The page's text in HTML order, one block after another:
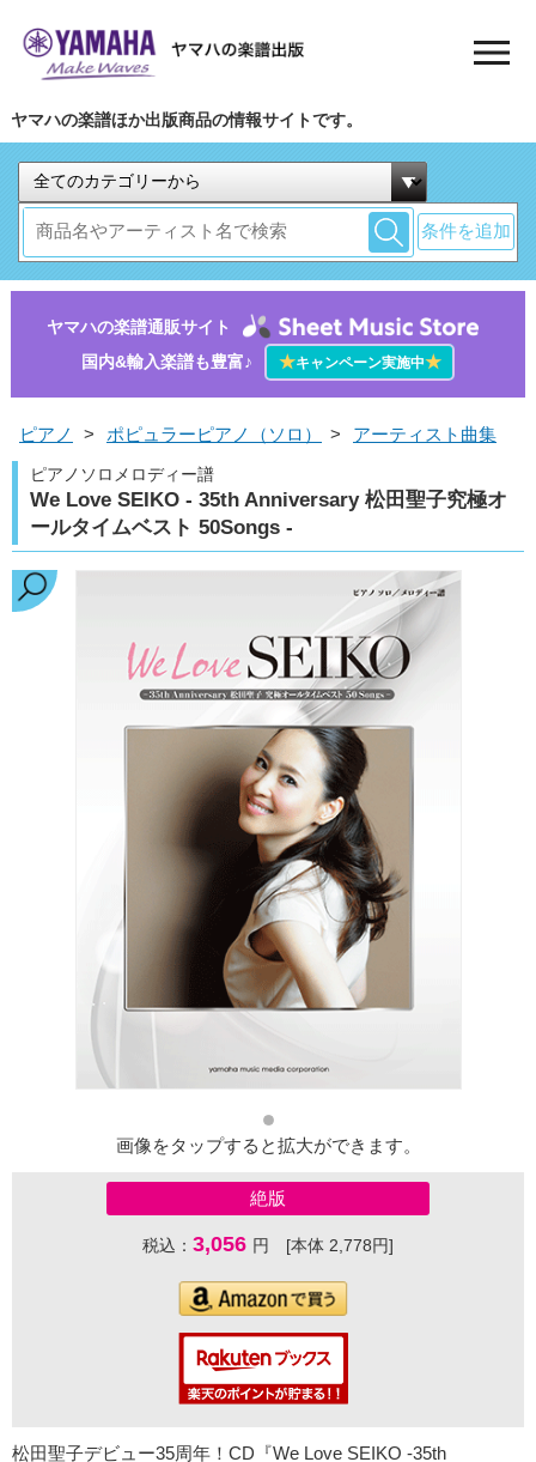
ヤマハの楽譜ほか出版商品の情報サイトです。
条件を追加
ヤマハの楽譜通販サイト
国内&輸入楽譜も豊富♪
★キャンペーン実施中★
ピアノ > ポピュラーピアノ（ソロ） > アーティスト曲集
ピアノソロメロディー譜
We Love SEIKO - 35th Anniversary 松田聖子究極オ
ールタイムベスト 50Songs -
画像をタップすると拡大ができます。
絶版
税込： 3,056 円 [本体 2,778円]
松田聖子デビュー35周年！CD『We Love SEIKO -35th